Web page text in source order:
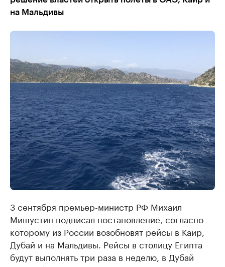
на Мальдивы
3 сентября премьер-министр РФ Михаил
Мишустин подписал постановление, согласно
которому из России возобновят рейсы в Каир,
Дубай и на Мальдивы. Рейсы в столицу Египта
будут выполнять три раза в неделю, в Дубай